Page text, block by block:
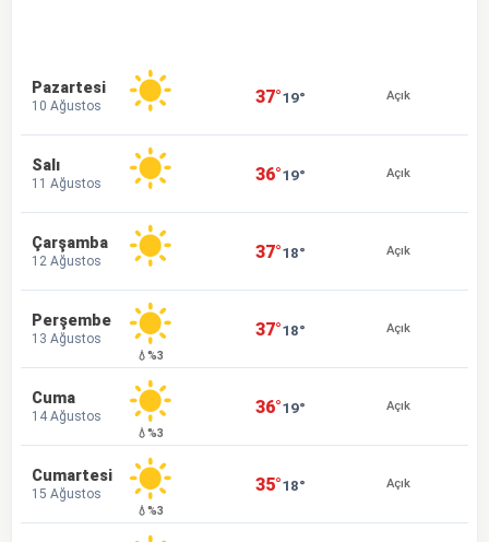
Pazartesi
10 Ağustos 37°19° Açık
Salı
11 Ağustos 36°19° Açık
Çarşamba
12 Ağustos 37°18° Açık
Perşembe
13 Ağustos
💧%3
37°18° Açık
Cuma
14 Ağustos
💧%3
36°19° Açık
Cumartesi
15 Ağustos
💧%3
35°18° Açık